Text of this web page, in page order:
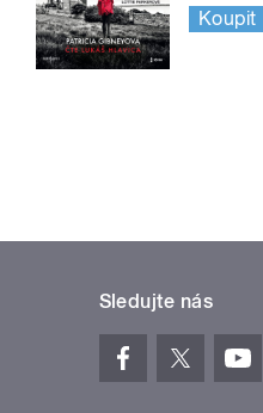
Koupit
Sledujte nás